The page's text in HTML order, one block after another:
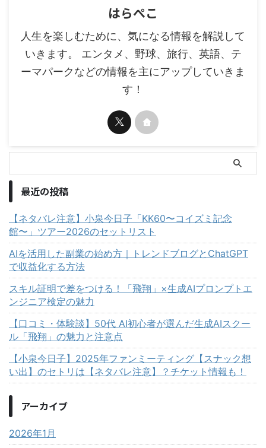
はらぺこ
人生を楽しむために、気になる情報を解説して
いきます。 エンタメ、野球、旅行、英語、テ
ーマパークなどの情報を主にアップしていきま
す！
最近の投稿
【ネタバレ注意】小泉今日子「KK60〜コイズミ記念
館〜」ツアー2026のセットリスト
AIを活用した副業の始め方｜トレンドブログとChatGPT
で収益化する方法
スキル証明で差をつける！「飛翔」×生成AIプロンプトエ
ンジニア検定の魅力
【口コミ・体験談】50代 AI初心者が選んだ生成AIスクー
ル「飛翔」の魅力と注意点
【小泉今日子】2025年ファンミーティング【スナック想
い出】のセトリは【ネタバレ注意】？チケット情報も！
アーカイブ
2026年1月